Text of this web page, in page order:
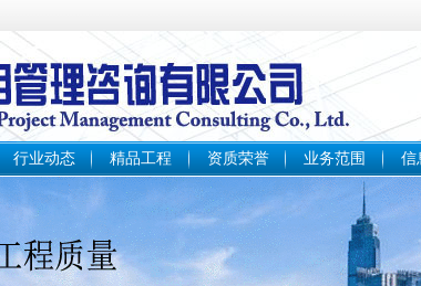
行业动态 精品工程 资质荣誉 业务范围 信